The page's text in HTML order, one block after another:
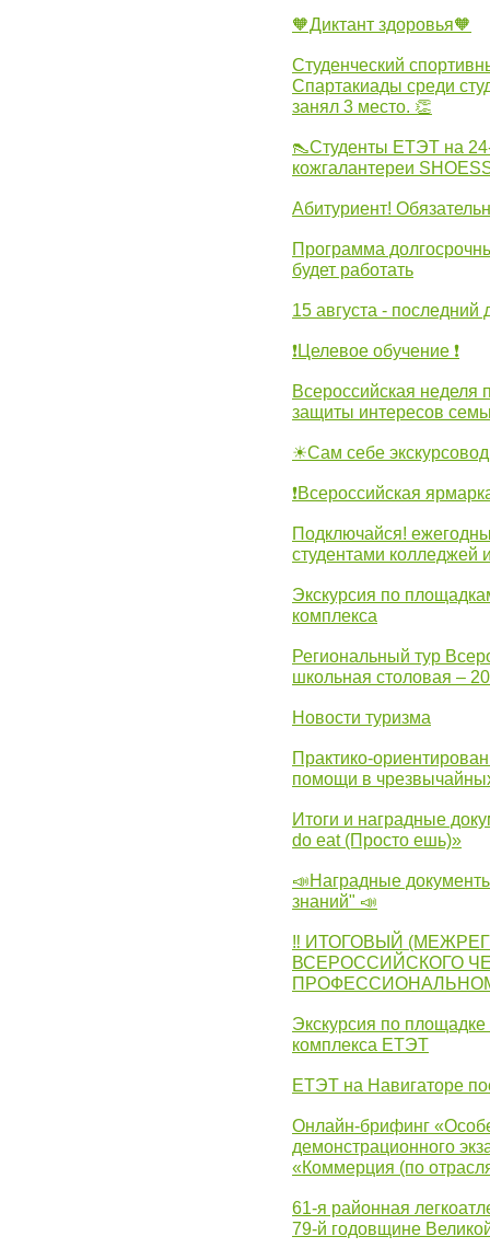
🧡Диктант здоровья🧡
Студенческий
Спартакиады среди
занял 3 место. 👏
👠Студенты ЕТЭТ на
кожгалантереи
Абитуриент!
Программа
будет работать
15 августа - последний
❗Целевое обучение ❗
Всероссийская
защиты интересов
☀Сам себе экскурсовод
❗Всероссийская
Подключайся!
студентами колледжей
Экскурсия по
комплекса
Региональный тур
школьная столовая –
Новости туризма
Практико-
помощи в
Итоги и наградные
do eat (Просто ешь)»
📣Наградные
знаний" 📣
‼ ИТОГОВЫЙ
ВСЕРОССИЙСКОГО
Экскурсия по
комплекса ЕТЭТ
ЕТЭТ на Навигаторе
Онлайн-брифинг
демонстрационного
«Коммерция (по
61-я районная
79-й годовщине